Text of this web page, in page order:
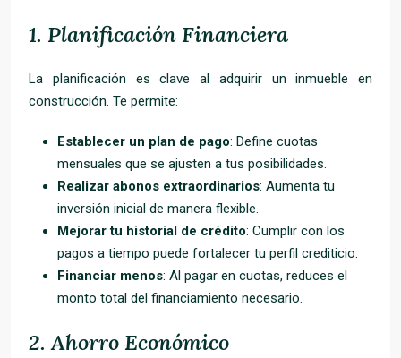
1. Planificación Financiera
La planificación es clave al adquirir un inmueble en
construcción. Te permite:
Establecer un plan de pago: Define cuotas
mensuales que se ajusten a tus posibilidades.
Realizar abonos extraordinarios: Aumenta tu
inversión inicial de manera flexible.
Mejorar tu historial de crédito: Cumplir con los
pagos a tiempo puede fortalecer tu perfil crediticio.
Financiar menos: Al pagar en cuotas, reduces el
monto total del financiamiento necesario.
2.Ahorro Económico